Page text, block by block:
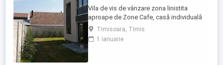
Vila de vis de vânzare zona linistita
aproape de Zone Cafe, casă individuală
2026, P+E, 4 camere, 3 bai, dressing,
terasa la etaj, teren 308 mp! Detalii
esențiale: Suprafață utilă: 130 mp + terasă
Timisoara, Timis
1 ianuarie